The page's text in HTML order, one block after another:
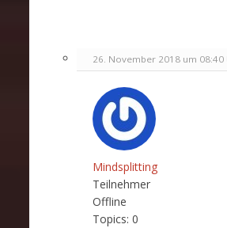
26. November 2018 um 08:40
Mindsplitting
Teilnehmer
Offline
Topics: 0